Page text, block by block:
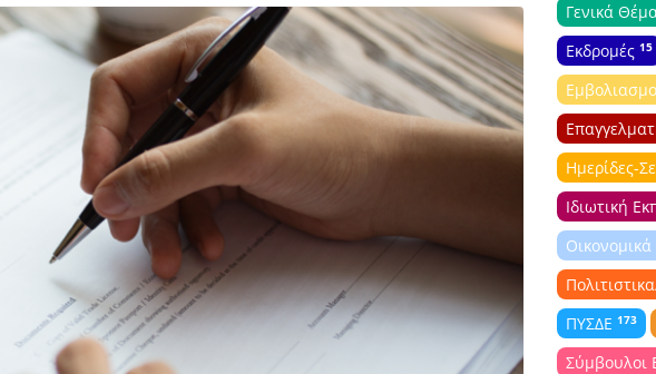
Γενικά
Εκδρομές 15
Ημερίδες-
Ιδιωτική
Οικονομικά
ΠΥΣΔΕ 173
Σύμβουλοι